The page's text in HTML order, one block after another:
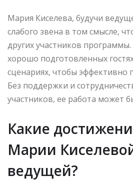
Мария Киселева, будучи
слабого звена в том смысле,
других участников
хорошо подготовленных
сценариях, чтобы эффективно
Без поддержки и
участников, ее работа может
Какие
Марии
ведущей?